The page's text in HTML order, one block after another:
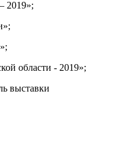
2019»;
области - 2019»;
выставки